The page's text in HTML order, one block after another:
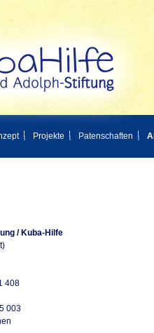
Projekte Patenschaften
/ Kuba-Hilfe
408
003